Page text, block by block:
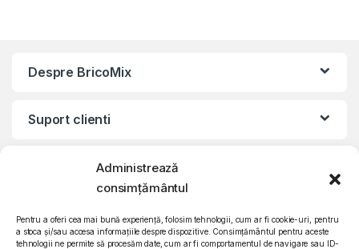
Administrează
consimțământul
Pentru a oferi cea mai bună experiență, folosim tehnologii, cum ar fi cookie-uri, pentru
a stoca și/sau accesa informațiile despre dispozitive. Consimțământul pentru aceste
tehnologii ne permite să procesăm date, cum ar fi comportamentul de navigare sau ID-
Despre BricoMix
Suport clienti
Informatii legale
CIF: RO15571358 | Reg. com: J26/839/2003